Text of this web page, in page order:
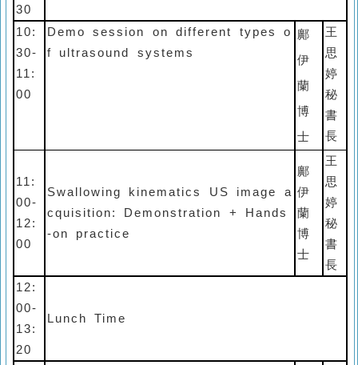
30
10:
30-
11:
00
Demo session on different types o
f ultrasound systems
鄺
伊
蘭
博
士
王
思
婷
秘
書
長
11:
00-
12:
00
Swallowing kinematics US image a
cquisition: Demonstration + Hands
-on practice
鄺
伊
蘭
博
士
王
思
婷
秘
書
長
12:
00-
13:
20
Lunch Time